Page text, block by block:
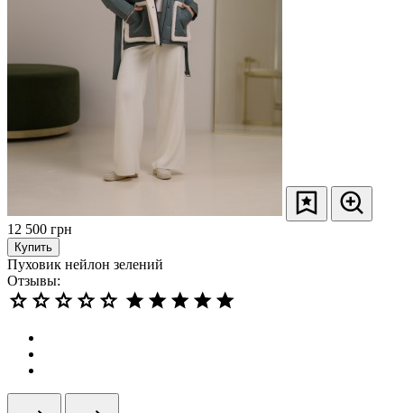
12 500 грн
Купить
Пуховик нейлон зелений
Отзывы: